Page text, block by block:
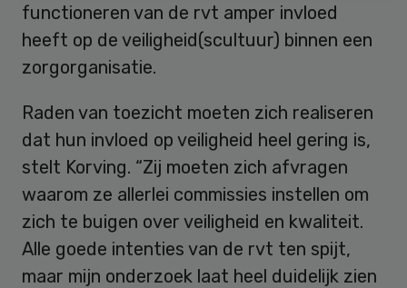
functioneren van de rvt amper invloed
heeft op de veiligheid(scultuur) binnen een
zorgorganisatie.
Raden van toezicht moeten zich realiseren
dat hun invloed op veiligheid heel gering is,
stelt Korving. “Zij moeten zich afvragen
waarom ze allerlei commissies instellen om
zich te buigen over veiligheid en kwaliteit.
Alle goede intenties van de rvt ten spijt,
maar mijn onderzoek laat heel duidelijk zien